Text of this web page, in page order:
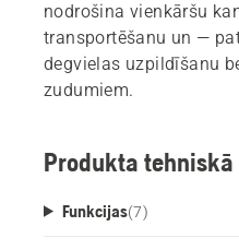
nodrošina vienkāršu
transportēšanu un ―
degvielas uzpildīšanu
zudumiem.
Produkta
Funkcijas(7)